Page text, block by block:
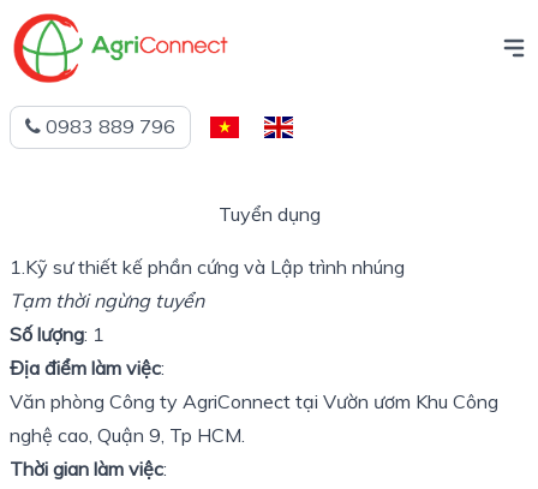
0983 889 796
Tuyển dụng
1.Kỹ sư thiết kế phần cứng và Lập trình nhúng
Tạm thời ngừng tuyển
Số lượng: 1
Địa điểm làm việc:
Văn phòng Công ty AgriConnect tại Vườn ươm Khu Công
nghệ cao, Quận 9, Tp HCM.
Thời gian làm việc: